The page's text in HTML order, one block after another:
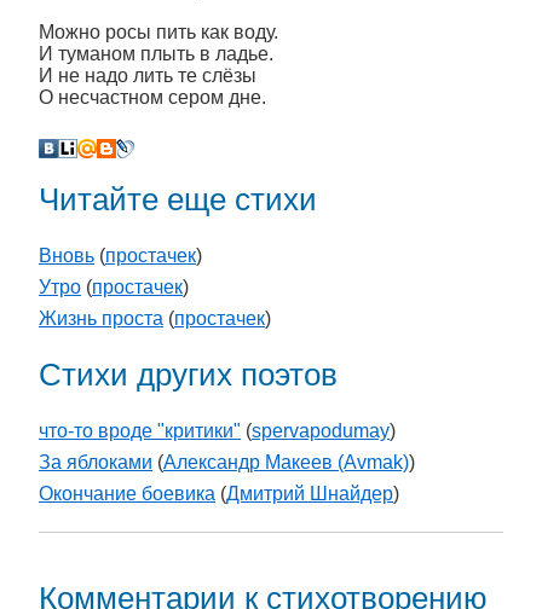
Можно росы пить как воду.
И туманом плыть в ладье.
И не надо лить те слёзы
О несчастном сером дне.
Читайте еще стихи
Вновь (простачек)
Утро (простачек)
Жизнь проста (простачек)
Стихи других поэтов
что-то вроде "критики" (spervapodumay)
За яблоками (Александр Макеев (Avmak))
Окончание боевика (Дмитрий Шнайдер)
Комментарии к стихотворению